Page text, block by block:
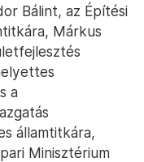
Bálint, az Építési
Márkus
a
államtitkára,
Minisztérium